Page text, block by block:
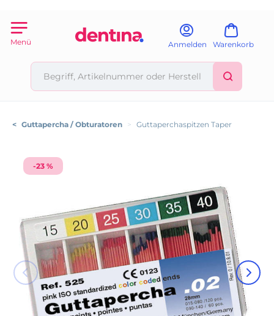
Menü Anmelden Warenkorb
< Guttapercha / Obturatoren > Guttaperchaspitzen Taper
-23 %